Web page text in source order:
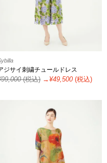
ジサイ刺繍チュールドレス
99,000 (税込) →¥49,500 (税込)